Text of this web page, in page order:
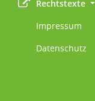
Rechtstexte
Impressum
Datenschutz